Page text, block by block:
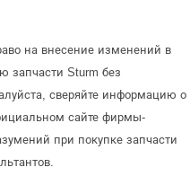
на внесение изменений в
запчасти Sturm без
сверяйте информацию о
сайте фирмы-
при покупке запчасти